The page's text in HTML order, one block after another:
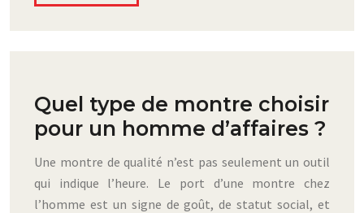
Quel type de montre choisir
pour un homme d’affaires ?
Une montre de qualité n’est pas seulement un outil
qui indique l’heure. Le port d’une montre chez
l’homme est un signe de goût, de statut social, et